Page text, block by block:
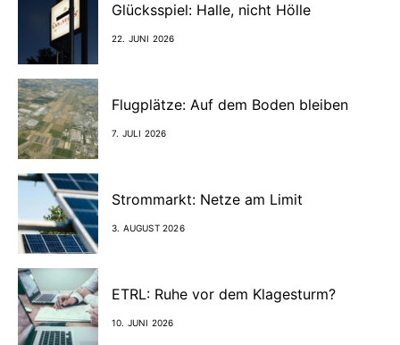
Glücksspiel: Halle, nicht Hölle
22. JUNI 2026
Flugplätze: Auf dem Boden bleiben
7. JULI 2026
Strommarkt: Netze am Limit
3. AUGUST 2026
ETRL: Ruhe vor dem Klagesturm?
10. JUNI 2026